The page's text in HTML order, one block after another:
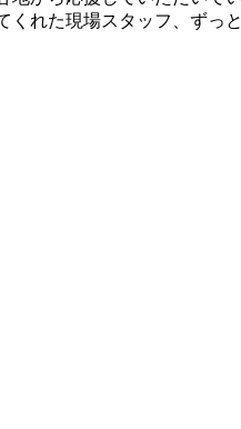
れた現場スタッフ、ずっ